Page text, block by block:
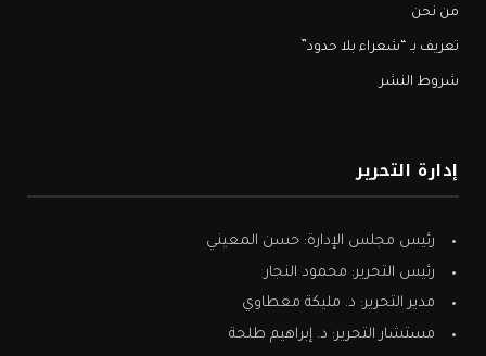
من نحن
تعريف بـ “شعراء بلا حدود”
شروط النشر
إدارة التحرير
رئيس مجلس الإدارة: حسن المعيني
رئيس التحرير: محمود النجار
مدير التحرير: د. مليكة معطاوي
مستشار التحرير: د. إبراهيم طلحة